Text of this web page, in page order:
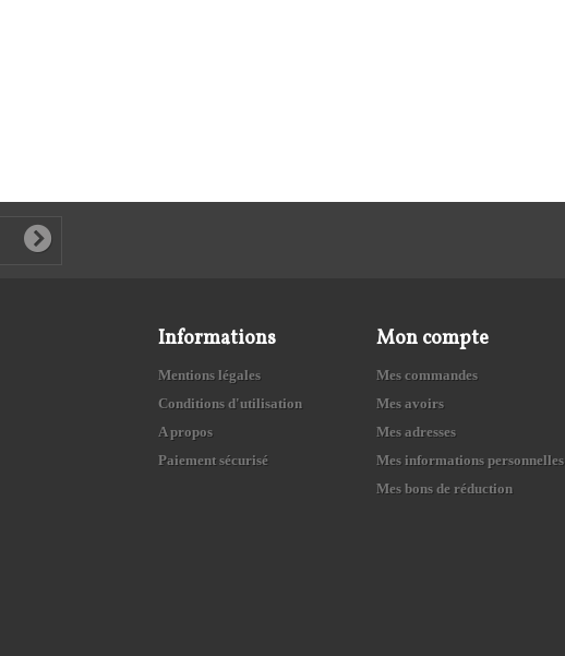
Informations
Mentions légales
Conditions d'utilisation
A propos
Paiement sécurisé
Mon compte
Mes commandes
Mes avoirs
Mes adresses
Mes informations personnelles
Mes bons de réduction